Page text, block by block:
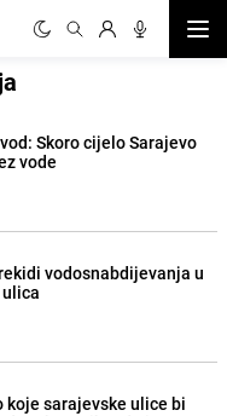
Skoro cijelo Sarajevo
vode
vodosnabdijevanja u
koje sarajevske ulice bi